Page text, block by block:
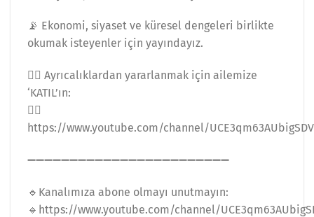
📡 Ekonomi, siyaset ve küresel dengeleri birlikte
okumak isteyenler için yayındayız.
👉🏻 Ayrıcalıklardan yararlanmak için ailemize
‘KATIL’ın:
👉🏻
https://www.youtube.com/channel/
➖➖➖➖➖➖➖➖➖➖➖➖➖➖➖➖➖➖➖➖➖➖➖➖
🔹Kanalımıza abone olmayı unutmayın:
🔹https://www.youtube.com/channel/